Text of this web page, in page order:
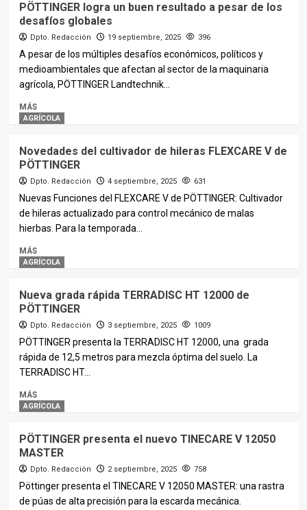
PÖTTINGER logra un buen resultado a pesar de los
desafíos globales
Dpto. Redacción 19 septiembre, 2025 396
A pesar de los múltiples desafíos económicos, políticos y
medioambientales que afectan al sector de la maquinaria
agrícola, PÖTTINGER Landtechnik...
MÁS
AGRÍCOLA
Novedades del cultivador de hileras FLEXCARE V de
PÖTTINGER
Dpto. Redacción 4 septiembre, 2025 631
Nuevas Funciones del FLEXCARE V de PÖTTINGER: Cultivador
de hileras actualizado para control mecánico de malas
hierbas. Para la temporada...
MÁS
AGRÍCOLA
Nueva grada rápida TERRADISC HT 12000 de
PÖTTINGER
Dpto. Redacción 3 septiembre, 2025 1009
PÖTTINGER presenta la TERRADISC HT 12000, una grada
rápida de 12,5 metros para mezcla óptima del suelo. La
TERRADISC HT...
MÁS
AGRÍCOLA
PÖTTINGER presenta el nuevo TINECARE V 12050
MASTER
Dpto. Redacción 2 septiembre, 2025 758
Pöttinger presenta el TINECARE V 12050 MASTER: una rastra
de púas de alta precisión para la escarda mecánica.